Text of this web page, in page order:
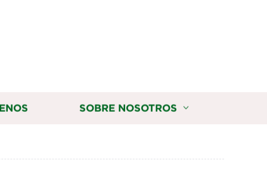
SOBRE NOSOTROS